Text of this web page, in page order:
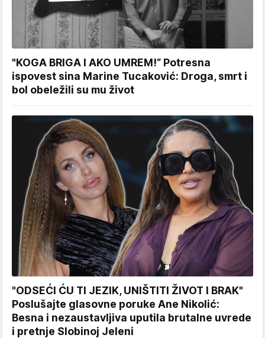
"KOGA BRIGA I AKO UMREM!“ Potresna
ispovest sina Marine Tucaković: Droga, smrt i
bol obeležili su mu život
"ODSEĆI ĆU TI JEZIK, UNIŠTITI ŽIVOT I BRAK"
Poslušajte glasovne poruke Ane Nikolić:
Besna i nezaustavljiva uputila brutalne uvrede
i pretnje Slobinoj Jeleni